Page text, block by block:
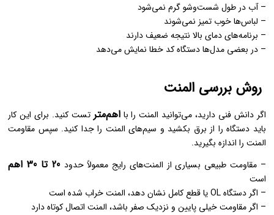
– آب در طول شست‌وشو گرم نمی‌شود
– لباس‌ها خوب تمیز نمی‌شوند
– برنامه‌های دمای بالا نتیجه ضعیف دارند
– در بعضی مدل‌ها دستگاه کد خطا نمایش می‌دهد
روش بررسی المنت
اگر دانش فنی دارید، می‌توانید المنت را بااهم‌متر تست کنید. برای این کار
باید دستگاه را از برق بکشید و سیم‌های المنت را جدا کنید. سپس مقاومت
المنت را اندازه بگیرید.
– مقاومت طبیعی بسیاری از المنت‌های رایج معمولاً حدود 20 تا 30 اهم
است
– اگر دستگاه OL یا قطع کامل نشان دهد، المنت خراب شده است
– اگر مقاومت خیلی پایین و نزدیک صفر باشد، المنت اتصال کوتاه دارد